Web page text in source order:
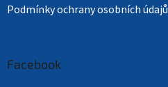
Podmínky ochrany osobních údajů
Facebook